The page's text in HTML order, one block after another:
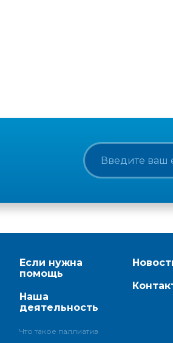
Если нужна
помощь
Наша
деятельность
Что такое паллиатив